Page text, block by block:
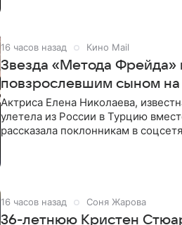
16 часов назад Кино Mail
Звезда «Метода Фрейда»
повзрослевшим сыном на
Актриса Елена Николаева,
улетела из России в Турцию
рассказала поклонникам в
16 часов назад Соня Жарова
36-летнюю Кристен